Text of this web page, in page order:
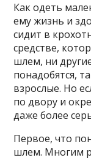
Как одеть
ему жизнь и
сидит в
средстве,
шлем, ни
понадобятся,
взрослые. Но
по двору и
даже более
Первое, что
шлем. Многим